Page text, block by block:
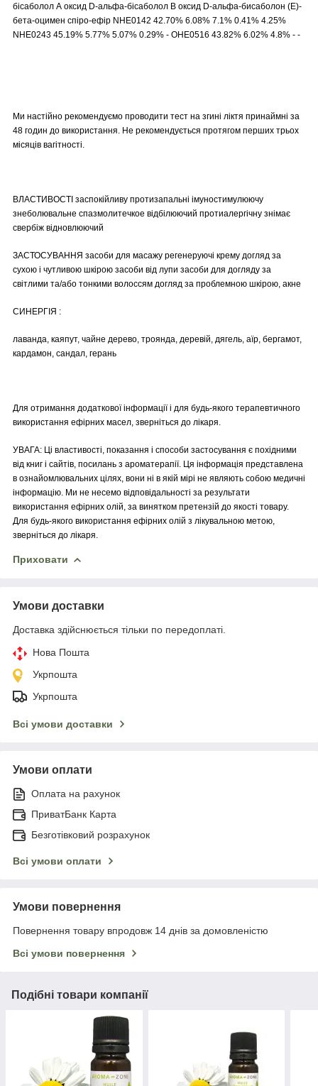
бісаболол А оксид D-альфа-бісаболол B оксид D-альфа-бисаболон (E)-
бета-оцимен спіро-ефір NHE0142 42.70% 6.08% 7.1% 0.41% 4.25%
NHE0243 45.19% 5.77% 5.07% 0.29% - OHE0516 43.82% 6.02% 4.8% - -
Ми настійно рекомендуємо проводити тест на згині ліктя принаймні за
48 годин до використання. Не рекомендується протягом перших трьох
місяців вагітності.
ВЛАСТИВОСТІ заспокійливу протизапальні імуностимулюючу
знеболювальне спазмолитечкое відбілюючий протиалергічну знімає
свербіж відновлюючий
ЗАСТОСУВАННЯ засоби для масажу регенеруючі крему догляд за
сухою і чутливою шкірою засоби від лупи засоби для догляду за
світлими та/або тонкими волоссям догляд за проблемною шкірою, акне
СИНЕРГІЯ :
лаванда, каяпут, чайне дерево, троянда, деревій, дягель, аїр, бергамот,
кардамон, сандал, герань
Для отримання додаткової інформації і для будь-якого терапевтичного
використання ефірних масел, зверніться до лікаря.
УВАГА: Ці властивості, показання і способи застосування є похідними
від книг і сайтів, посилань з ароматерапії. Ця інформація представлена
в ознайомлювальних цілях, вони ні в якій мірі не являють собою медичні
інформацію. Ми не несемо відповідальності за результати
використання ефірних олій, за винятком претензій до якості товару.
Для будь-якого використання ефірних олій з лікувальною метою,
зверніться до лікаря.
Приховати
Умови доставки
Доставка здійснюється тільки по передоплаті.
Нова Пошта
Укрпошта
Укрпошта
Всі умови доставки
Умови оплати
Оплата на рахунок
ПриватБанк Карта
Безготівковий розрахунок
Всі умови оплати
Умови повернення
Повернення товару впродовж 14 днів за домовленістю
Всі умови повернення
Подібні товари компанії